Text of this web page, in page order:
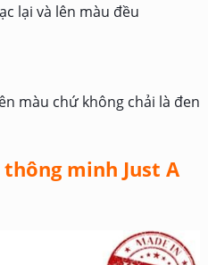
lại và lên màu đều
màu chứ không chải là đen
minh Just A